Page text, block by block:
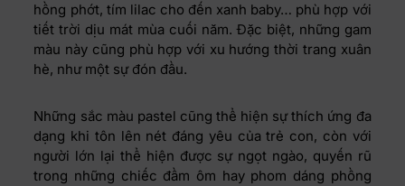
hồng phớt, tím lilac cho đến xanh baby… phù hợp với
tiết trời dịu mát mùa cuối năm. Đặc biệt, những gam
màu này cũng phù hợp với xu hướng thời trang xuân
hè, như một sự đón đầu.
Những sắc màu pastel cũng thể hiện sự thích ứng đa
dạng khi tôn lên nét đáng yêu của trẻ con, còn với
người lớn lại thể hiện được sự ngọt ngào, quyến rũ
trong những chiếc đầm ôm hay phom dáng phồng